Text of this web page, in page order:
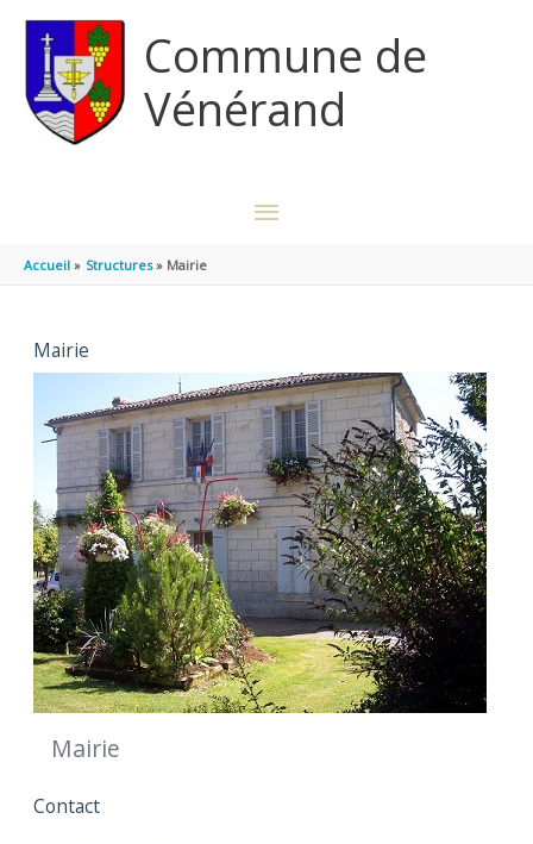
Commune de
Vénérand
MENU
Accueil Structures Mairie
Mairie
Mairie
Contact